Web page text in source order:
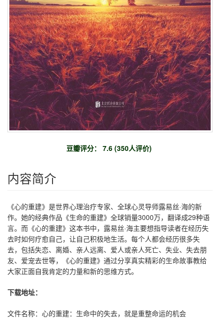
豆瓣评分： 7.6 (350人评价)
内容简介
《心的重建》是世界心理治疗专家、全球心灵导师露易丝·海的新
作。她的经典作品《生命的重建》全球销量3000万，翻译成29种语
言。而《心的重建》这本书中，露易丝·海主要想指导读者在经历失
去时如何疗愈自己，让自己积极地生活。每个人都会经历很多失
去，包括失恋、离婚、亲人远离、爱人或亲人死亡、失业、失去朋
友、爱宠去世等，《心的重建》通过分享真实精彩的生命故事教给
大家正面自我肯定的力量和新的思维方式。
下载地址：
文件名称：心的重建：生命中的失去，就是重整命运的机会